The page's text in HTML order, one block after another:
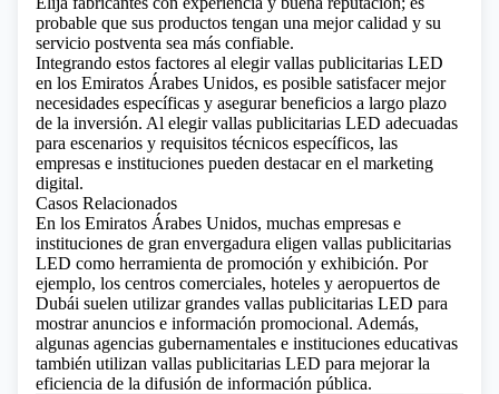
probable que sus productos tengan una mejor calidad y su
servicio postventa sea más confiable.
Integrando estos factores al elegir vallas publicitarias LED
en los Emiratos Árabes Unidos, es posible satisfacer mejor
necesidades específicas y asegurar beneficios a largo plazo
de la inversión. Al elegir vallas publicitarias LED adecuadas
para escenarios y requisitos técnicos específicos, las
empresas e instituciones pueden destacar en el marketing
digital.
Casos Relacionados
En los Emiratos Árabes Unidos, muchas empresas e
instituciones de gran envergadura eligen vallas publicitarias
LED como herramienta de promoción y exhibición. Por
ejemplo, los centros comerciales, hoteles y aeropuertos de
Dubái suelen utilizar grandes vallas publicitarias LED para
mostrar anuncios e información promocional. Además,
algunas agencias gubernamentales e instituciones educativas
también utilizan vallas publicitarias LED para mejorar la
eficiencia de la difusión de información pública.